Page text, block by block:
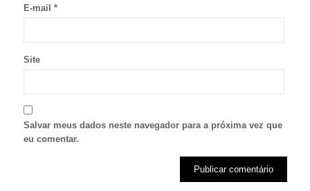
E-mail *
Site
Salvar meus dados neste navegador para a próxima vez que
eu comentar.